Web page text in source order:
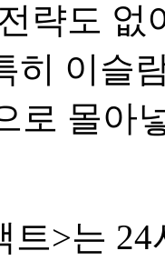
략도
히 이슬
로 몰아
트>는